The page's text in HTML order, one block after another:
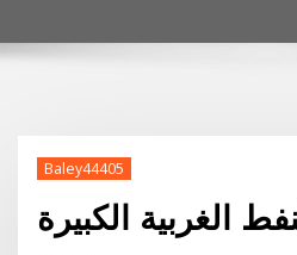
Baley44405
الغربية الكبيرة